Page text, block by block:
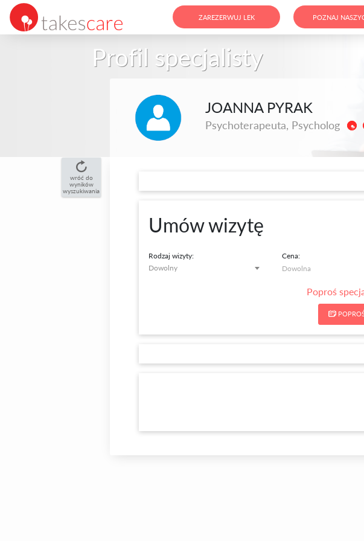
ZAREZERWUJ LEK POZNAJ
Profil specjalisty
JOANNA PYRAK
Psychoterapeuta, Psycholog
wróć do
wyników
wyszukiwania
Umów wizytę
Rodzaj wizyty:
Dowolny
Cena:
Poproś